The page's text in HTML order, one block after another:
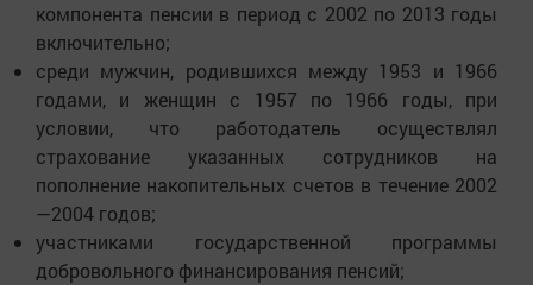
компонента пенсии в период с 2002 по 2013 годы
включительно;
среди мужчин, родившихся между 1953 и 1966
годами, и женщин с 1957 по 1966 годы, при
условии, что работодатель осуществлял
страхование указанных сотрудников на
пополнение накопительных счетов в течение 2002
—2004 годов;
участниками государственной программы
добровольного финансирования пенсий;